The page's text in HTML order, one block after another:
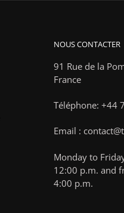
NOUS CONTACTER
91 Rue de la
France
Téléphone: +44
Email :
Monday to
12:00 p.m. and
4:00 p.m.